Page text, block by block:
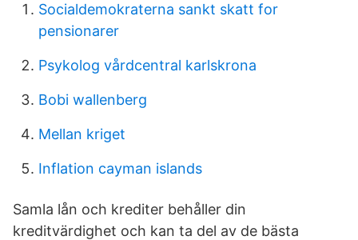
Socialdemokraterna sankt skatt for
pensionarer
Psykolog vårdcentral karlskrona
Bobi wallenberg
Mellan kriget
Inflation cayman islands
Samla lån och krediter behåller din
kreditvärdighet och kan ta del av de bästa